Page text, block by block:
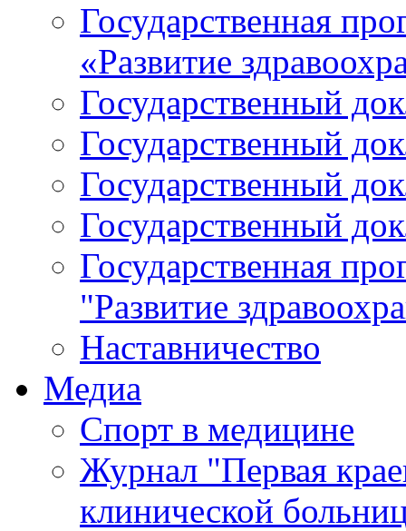
Государственная
«Развитие
Государственный
Государственный
Государственный
Государственный
Государственная
"Развитие
Наставничество
Медиа
Спорт в медицине
Журнал "Первая
клинической